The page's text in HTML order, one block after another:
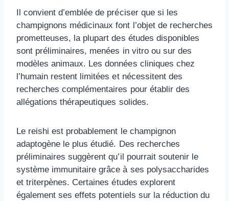
Il convient d’emblée de préciser que si les
champignons médicinaux font l’objet de recherches
prometteuses, la plupart des études disponibles
sont préliminaires, menées in vitro ou sur des
modèles animaux. Les données cliniques chez
l’humain restent limitées et nécessitent des
recherches complémentaires pour établir des
allégations thérapeutiques solides.
Le reishi est probablement le champignon
adaptogène le plus étudié. Des recherches
préliminaires suggèrent qu’il pourrait soutenir le
système immunitaire grâce à ses polysaccharides
et triterpènes. Certaines études explorent
également ses effets potentiels sur la réduction du